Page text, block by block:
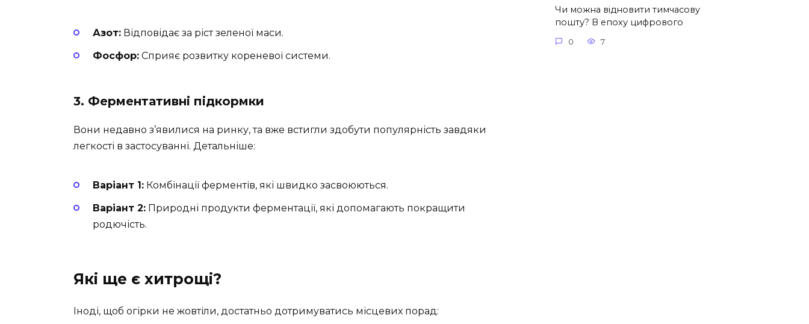
Азот: Відповідає за ріст зеленої маси.
Фосфор: Сприяє розвитку кореневої системи.
3. Ферментативні підкормки
Вони недавно з’явилися на ринку, та вже встигли здобути популярність завдяки
легкості в застосуванні. Детальніше:
Варіант 1: Комбінації ферментів, які швидко засвоюються.
Варіант 2: Природні продукти ферментації, які допомагають покращити
родючість.
Які ще є хитрощі?
Іноді, щоб огірки не жовтіли, достатньо дотримуватись місцевих порад:
Чи можна відновити тимчасову
пошту? В епоху цифрового
0 7